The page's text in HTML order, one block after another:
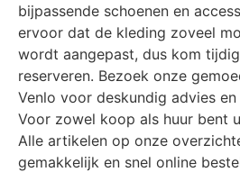
bijpassende schoenen en
ervoor dat de kleding zoveel
wordt aangepast, dus kom
reserveren. Bezoek onze
Venlo voor deskundig advies
Voor zowel koop als huur bent
Alle artikelen op onze
gemakkelijk en snel online